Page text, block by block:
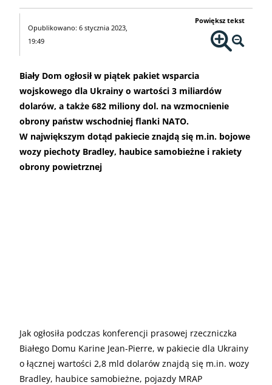
Opublikowano: 6 stycznia 2023,
19:49
Powiększ tekst
Biały Dom ogłosił w piątek pakiet wsparcia
wojskowego dla Ukrainy o wartości 3 miliardów
dolarów, a także 682 miliony dol. na wzmocnienie
obrony państw wschodniej flanki NATO.
W największym dotąd pakiecie znajdą się m.in. bojowe
wozy piechoty Bradley, haubice samobieżne i rakiety
obrony powietrznej
Jak ogłosiła podczas konferencji prasowej rzeczniczka
Białego Domu Karine Jean-Pierre, w pakiecie dla Ukrainy
o łącznej wartości 2,8 mld dolarów znajdą się m.in. wozy
Bradley, haubice samobieżne, pojazdy MRAP